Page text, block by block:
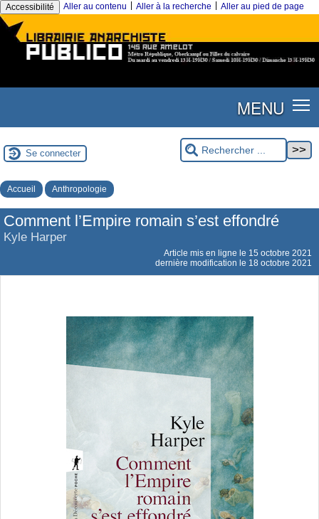
Accessibilité Aller au contenu Aller à la recherche Aller au pied de page
MENU
Se connecter
Accueil Anthropologie
Comment l’Empire romain s’est effondré
Kyle Harper
Article mis en ligne le 15 octobre 2021
dernière modification le 18 octobre 2021